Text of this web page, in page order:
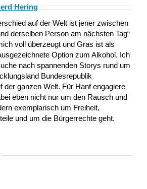
Hering
auf der Welt ist jener zwischen
derselben Person am nächsten Tag“
voll überzeugt und Gras ist als
Option zum Alkohol. Ich
nach spannenden Storys rund um
Bundesrepublik
der ganzen Welt. Für Hanf engagiere
eben nicht nur um den Rausch und
exemplarisch um Freiheit,
und um die Bürgerrechte geht.